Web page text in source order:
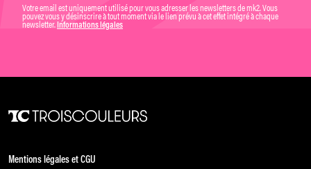
Votre email est uniquement utilisé pour vous adresser les newsletters de mk2. Vous
pouvez vous y désinscrire à tout moment via le lien prévu à cet effet intégré à chaque
newsletter. Informations légales
Mentions légales et CGU